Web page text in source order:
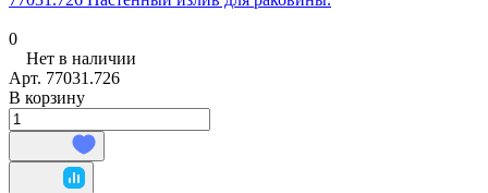
0
Нет в наличии
Арт. 77031.726
В корзину